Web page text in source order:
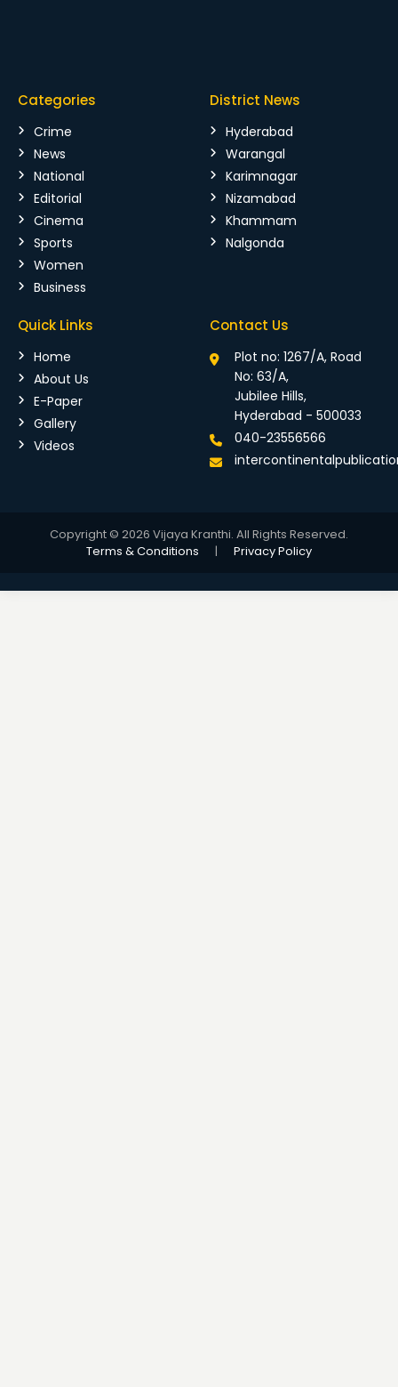
Categories
Crime
News
National
Editorial
Cinema
Sports
Women
Business
District News
Hyderabad
Warangal
Karimnagar
Nizamabad
Khammam
Nalgonda
Quick Links
Home
About Us
E-Paper
Gallery
Videos
Contact Us
Plot no: 1267/A, Road
No: 63/A,
Jubilee Hills,
Hyderabad - 500033
040-23556566
Copyright © 2026 Vijaya Kranthi. All Rights Reserved.
Terms & Conditions
| Privacy Policy